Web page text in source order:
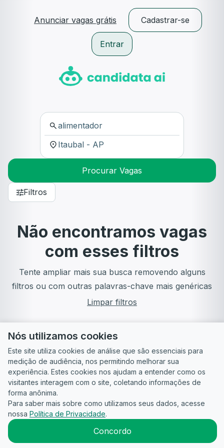
Anunciar vagas grátis Cadastrar-se
Entrar
Procurar Vagas
Filtros
Não encontramos vagas
com esses filtros
Tente ampliar mais sua busca removendo alguns
filtros ou com outras palavras-chave mais genéricas
Limpar filtros
Guia do
Candidato
Para
empresas
Política de
Privacidade
Termos
2026CandidataAI
Nós utilizamos cookies
Este site utiliza cookies de análise que são essenciais para
medição de audiência, nos permitindo melhorar sua
experiência. Estes cookies nos ajudam a entender como os
visitantes interagem com o site, coletando informações de
forma anônima.
Para saber mais sobre como utilizamos seus dados, acesse
nossa Política de Privacidade.
Concordo